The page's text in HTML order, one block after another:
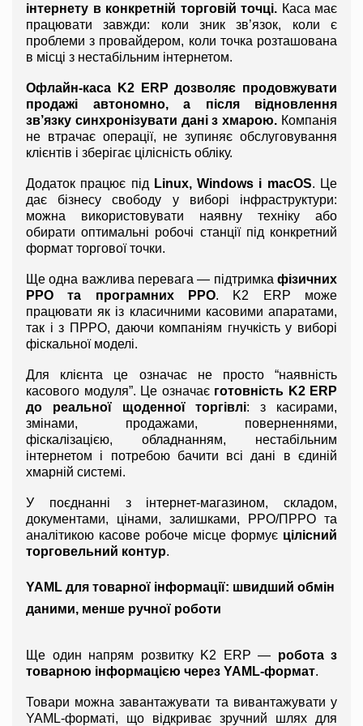
інтернету в конкретній торговій точці. Каса має
працювати завжди: коли зник зв’язок, коли є
проблеми з провайдером, коли точка розташована
в місці з нестабільним інтернетом.
Офлайн-каса K2 ERP дозволяє продовжувати
продажі автономно, а після відновлення
зв’язку синхронізувати дані з хмарою. Компанія
не втрачає операції, не зупиняє обслуговування
клієнтів і зберігає цілісність обліку.
Додаток працює під Linux, Windows і macOS. Це
дає бізнесу свободу у виборі інфраструктури:
можна використовувати наявну техніку або
обирати оптимальні робочі станції під конкретний
формат торгової точки.
Ще одна важлива перевага — підтримка фізичних
РРО та програмних РРО. K2 ERP може
працювати як із класичними касовими апаратами,
так і з ПРРО, даючи компаніям гнучкість у виборі
фіскальної моделі.
Для клієнта це означає не просто “наявність
касового модуля”. Це означає готовність K2 ERP
до реальної щоденної торгівлі: з касирами,
змінами, продажами, поверненнями,
фіскалізацією, обладнанням, нестабільним
інтернетом і потребою бачити всі дані в єдиній
хмарній системі.
У поєднанні з інтернет-магазином, складом,
документами, цінами, залишками, РРО/ПРРО та
аналітикою касове робоче місце формує цілісний
торговельний контур.
YAML для товарної інформації: швидший обмін
даними, менше ручної роботи
Ще один напрям розвитку K2 ERP — робота з
товарною інформацією через YAML-формат.
Товари можна завантажувати та вивантажувати у
YAML-форматі, що відкриває зручний шлях для